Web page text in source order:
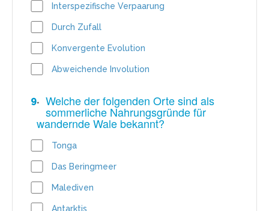
Interspezifische Verpaarung
Durch Zufall
Konvergente Evolution
Abweichende Involution
9. Welche der folgenden Orte sind als
sommerliche Nahrungsgründe für
wandernde Wale bekannt?
Tonga
Das Beringmeer
Malediven
Antarktis